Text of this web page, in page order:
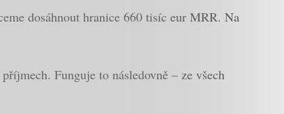
dosáhnout hranice 660 tisíc eur MRR. Na
Funguje to následovně – ze všech